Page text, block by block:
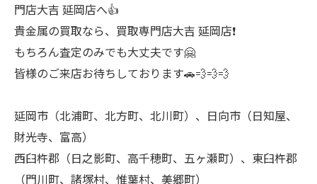
門店大吉 延岡店へ👍
貴金属の買取なら、買取専門店大吉 延岡店❗
もちろん査定のみでも大丈夫です🤗
皆様のご来店お待ちしております🚗💨💨💨
延岡市（北浦町、北方町、北川町）、日向市（日知屋、
財光寺、富高）
西臼杵郡（日之影町、高千穂町、五ヶ瀬町）、東臼杵郡
（門川町、諸塚村、惟葉村、美郷町）